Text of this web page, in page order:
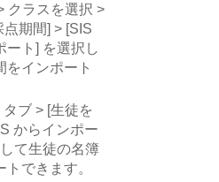
クラスを選択 >
点期間] > [SIS
ート] を選択し
をインポート
タブ > [生徒を
からインポー
て生徒の名簿
トできます。